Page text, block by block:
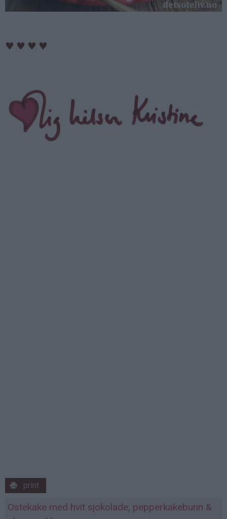
♥ ♥ ♥ ♥
print
Ostekake med hvit sjokolade, pepperkakebunn &